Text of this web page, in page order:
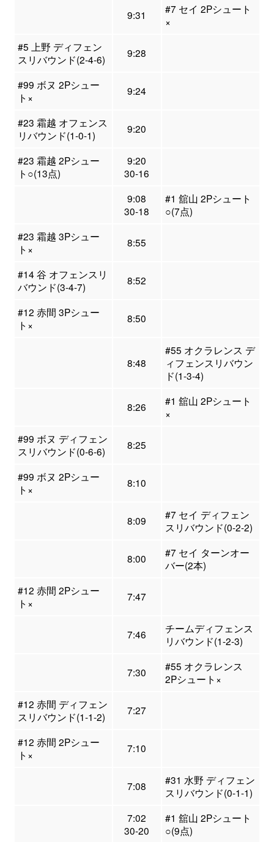
9:31
#7 セイ 2Pシュート
×
#5 上野 ディフェン
スリバウンド(2-4-6)
9:28
#99 ボヌ 2Pシュー
ト×
9:24
#23 霜越 オフェンス
リバウンド(1-0-1)
9:20
#23 霜越 2Pシュー
ト○(13点)
9:20
30-16
9:08
30-18
#1 舘山 2Pシュート
○(7点)
#23 霜越 3Pシュー
ト×
8:55
#14 谷 オフェンスリ
バウンド(3-4-7)
8:52
#12 赤間 3Pシュー
ト×
8:50
8:48
#55 オクラレンス デ
ィフェンスリバウン
ド(1-3-4)
8:26
#1 舘山 2Pシュート
×
#99 ボヌ ディフェン
スリバウンド(0-6-6)
8:25
#99 ボヌ 2Pシュー
ト×
8:10
8:09
#7 セイ ディフェン
スリバウンド(0-2-2)
8:00
#7 セイ ターンオー
バー(2本)
#12 赤間 2Pシュー
ト×
7:47
7:46
チームディフェンス
リバウンド(1-2-3)
7:30
#55 オクラレンス
2Pシュート×
#12 赤間 ディフェン
スリバウンド(1-1-2)
7:27
#12 赤間 2Pシュー
ト×
7:10
7:08
#31 水野 ディフェン
スリバウンド(0-1-1)
7:02
30-20
#1 舘山 2Pシュート
○(9点)